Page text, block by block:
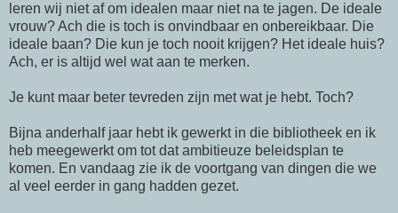
leren wij niet af om idealen maar niet na te jagen. De ideale
vrouw? Ach die is toch is onvindbaar en onbereikbaar. Die
ideale baan? Die kun je toch nooit krijgen? Het ideale huis?
Ach, er is altijd wel wat aan te merken.
Je kunt maar beter tevreden zijn met wat je hebt. Toch?
Bijna anderhalf jaar hebt ik gewerkt in die bibliotheek en ik
heb meegewerkt om tot dat ambitieuze beleidsplan te
komen. En vandaag zie ik de voortgang van dingen die we
al veel eerder in gang hadden gezet.